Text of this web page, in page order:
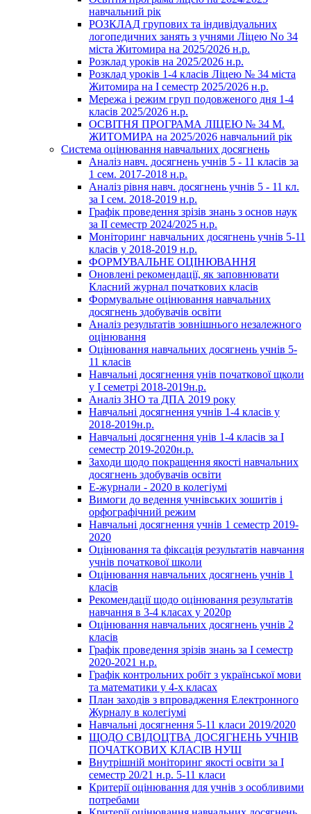
навчальний рік
РОЗКЛАД групових та індивідуальних
логопедичних занять з учнями Ліцею No 34
міста Житомира на 2025/2026 н.р.
Розклад уроків на 2025/2026 н.р.
Розклад уроків 1-4 класів Ліцею № 34 міста
Житомира на І семестр 2025/2026 н.р.
Мережа і режим груп подовженого дня 1-4
класів 2025/2026 н.р.
ОСВІТНЯ ПРОГРАМА ЛІЦЕЮ № 34 М.
ЖИТОМИРА на 2025/2026 навчальний рік
Система оцінювання навчальних досягнень
Аналіз навч. досягнень учнів 5 - 11 класів за
1 сем. 2017-2018 н.р.
Аналіз рівня навч. досягнень учнів 5 - 11 кл.
за І сем. 2018-2019 н.р.
Графік проведення зрізів знань з основ наук
за ІІ семестр 2024/2025 н.р.
Моніторинг навчальних досягнень учнів 5-11
класів у 2018-2019 н.р.
ФОРМУВАЛЬНЕ ОЦІНЮВАННЯ
Оновлені рекомендації, як заповнювати
Класний журнал початкових класів
Формувальне оцінювання навчальних
досягнень здобувачів освіти
Аналіз результатів зовнішнього незалежного
оцінювання
Оцінювання навчальних досягнень учнів 5-
11 класів
Навчальні досягнення унів початкової щколи
у І семетрі 2018-2019н.р.
Аналіз ЗНО та ДПА 2019 року
Навчальні досягнення учнів 1-4 класів у
2018-2019н.р.
Навчальні досягнення унів 1-4 класів за І
семестр 2019-2020н.р.
Заходи щодо покращення якості навчальних
досягнень здобувачів освіти
Е-журнали - 2020 в колегіумі
Вимоги до ведення учнівських зошитів і
орфографічний режим
Навчальні досягнення учнів 1 семестр 2019-
2020
Оцінювання та фіксація результатів навчання
учнів початкової школи
Оцінювання навчальних досягнень учнів 1
класів
Рекомендації щодо оцінювання результатів
навчання в 3-4 класах у 2020р
Оцінювання навчальних досягнень учнів 2
класів
Графік проведення зрізів знань за І семестр
2020-2021 н.р.
Графік контрольних робіт з української мови
та математики у 4-х класах
План заходів з впровадження Електронного
Журналу в колегіумі
Навчальні досягнення 5-11 класи 2019/2020
ЩОДО СВІДОЦТВА ДОСЯГНЕНЬ УЧНІВ
ПОЧАТКОВИХ КЛАСІВ НУШ
Внутрішній моніторинг якості освіти за І
семестр 20/21 н.р. 5-11 класи
Критерії оцінювання для учнів з особливими
потребами